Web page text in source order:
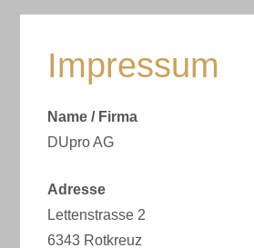
Impressum
Name / Firma
DUpro AG
Adresse
Lettenstrasse 2
6343 Rotkreuz